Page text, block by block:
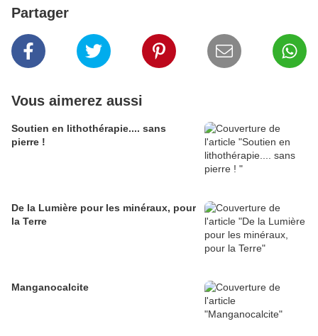
Partager
Vous aimerez aussi
Soutien en lithothérapie.... sans
pierre !
De la Lumière pour les minéraux, pour
la Terre
Manganocalcite